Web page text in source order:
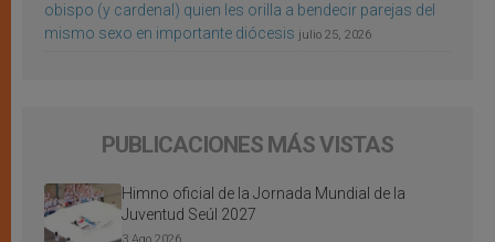
obispo (y cardenal) quien les orilla a bendecir parejas del
mismo sexo en importante diócesis julio 25, 2026
PUBLICACIONES MÁS VISTAS
Himno oficial de la Jornada Mundial de la
Juventud Seúl 2027